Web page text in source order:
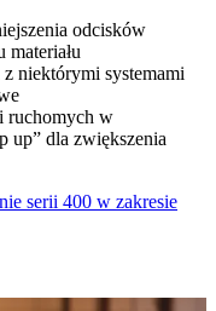
odcisków
niektórymi systemami
ruchomych w
up” dla zwiększenia
serii 400 w zakresie